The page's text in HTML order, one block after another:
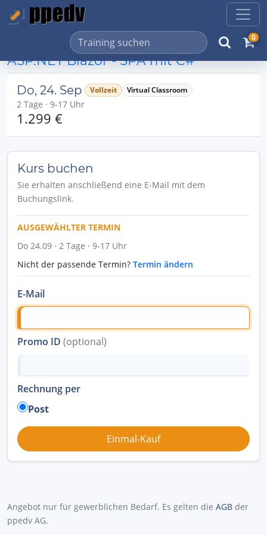
0
ASP.NET Blazor - SPA mit C#
Do, 24. Sep Vollzeit Virtual Classroom
2 Tage · 9-17 Uhr
1.299 €
Kurs buchen
Sie erhalten anschließend eine E-Mail mit dem
Buchungslink.
AUSGEWÄHLTER TERMIN
Do 24.09 · 2 Tage · 9-17 Uhr
Nicht der passende Termin? Termin ändern
E-Mail
Promo ID (optional)
Rechnung per
Post
Angebot nur für gewerblichen Bedarf. Es gelten die AGB der
ppedv AG.